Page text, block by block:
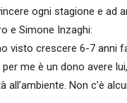
ogni stagione e ad
e Simone Inzaghi:
visto crescere 6-7 anni
me è un dono avere
Non c’è